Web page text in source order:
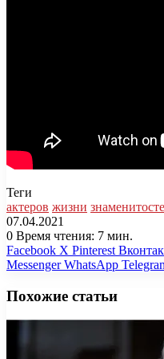
Теги
актеров жизни
07.04.2021
0 Время чтения: 7 мин.
Facebook X Pinterest
Messenger WhatsApp
Похожие статьи